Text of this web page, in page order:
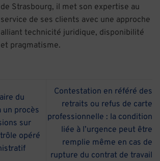
de Strasbourg, il met son expertise au
service de ses clients avec une approche
alliant technicité juridique, disponibilité
et pragmatisme.
du
un procès
sur
opéré
Contestation en référé des
retraits ou refus de carte
professionnelle : la condition
liée à l’urgence peut être
remplie même en cas de
rupture du contrat de travail